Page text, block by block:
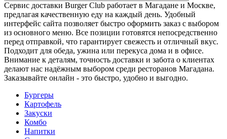
Сервис доставки Burger Club работает в Магадане и Москве,
предлагая качественную еду на каждый день. Удобный
интерфейс сайта позволяет быстро оформить заказ с выбором
из основного меню. Все позиции готовятся непосредственно
перед отправкой, что гарантирует свежесть и отличный вкус.
Подходит для обеда, ужина или перекуса дома и в офисе.
Внимание к деталям, точность доставки и забота о клиентах
делают нас надёжным выбором среди ресторанов Магадана.
Заказывайте онлайн - это быстро, удобно и выгодно.
Бургеры
Картофель
Закуски
Комбо
Напитки